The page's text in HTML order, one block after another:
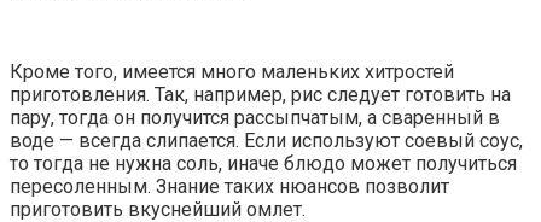
Кроме того, имеется много маленьких хитростей
приготовления. Так, например, рис следует готовить на
пару, тогда он получится рассыпчатым, а сваренный в
воде — всегда слипается. Если используют соевый соус,
то тогда не нужна соль, иначе блюдо может получиться
пересоленным. Знание таких нюансов позволит
приготовить вкуснейший омлет.